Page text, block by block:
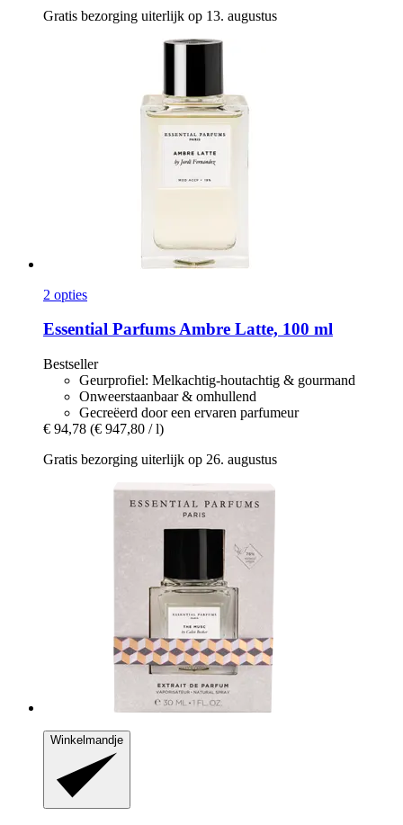
Gratis bezorging uiterlijk op 13. augustus
2 opties
Essential ParfumsAmbre Latte, 100 ml
Bestseller
Geurprofiel: Melkachtig-houtachtig & gourmand
Onweerstaanbaar & omhullend
Gecreëerd door een ervaren parfumeur
€ 94,78 (€ 947,80 / l)
Gratis bezorging uiterlijk op 26. augustus
Winkelmandje